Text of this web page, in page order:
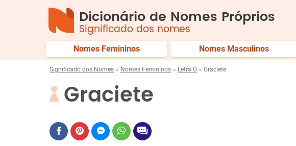
Dicionário de Nomes Próprios
Significado dos nomes
Nomes Femininos Nomes Masculinos
Significado dos Nomes Nomes Femininos Letra G Graciete
Graciete